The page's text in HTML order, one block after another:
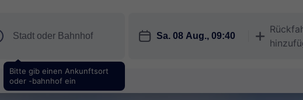
Bitte gib einen Ankunftsort
oder -bahnhof ein
󱎗 󱅇